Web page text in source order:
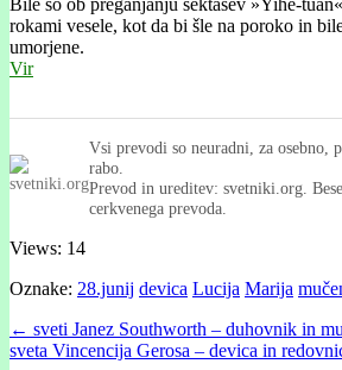
rokami vesele, kot da bi šle na poroko in
umorjene.
Vir
Vsi prevodi so neuradni, za osebno,
rabo.
Prevod in ureditev: svetniki.org.
cerkvenega prevoda.
Views: 14
Oznake: 28.junij devica Lucija Marija
Post
navigation
← sveti Janez Southworth – duhovnik in
sveta Vincencija Gerosa – devica in